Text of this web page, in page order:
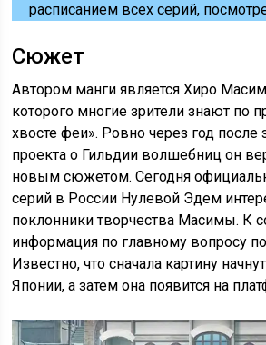
расписанием всех серий,
Сюжет
Автором манги является Хиро
которого многие зрители знают по
хвосте феи». Ровно через год
проекта о Гильдии волшебниц он
новым сюжетом. Сегодня
серий в России Нулевой Эдем
поклонники творчества Масимы. К
информация по главному вопросу
Известно, что сначала картину
Японии, а затем она появится на